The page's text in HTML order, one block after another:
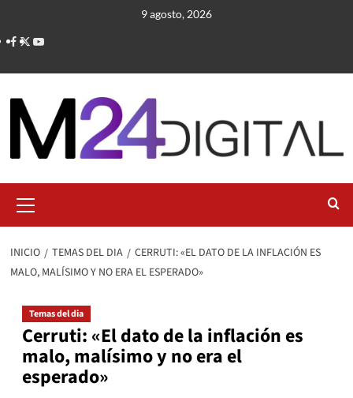
contenido
9 agosto, 2026
primario
INICIO TEMAS DEL DIA
CERRUTI: «EL DATO DE LA INFLACIÓN ES
MALO, MALÍSIMO Y NO ERA EL ESPERADO»
Temas del dia
Cerruti: «El dato de la inflación es
malo, malísimo y no era el
esperado»